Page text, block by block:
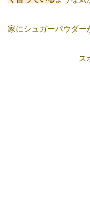
家にシュガーパウダー
ス